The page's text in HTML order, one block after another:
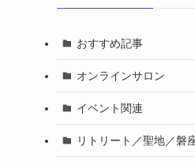
おすすめ記事
オンラインサロン
イベント関連
リトリート／聖地／磐